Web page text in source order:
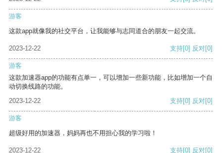
游客
这款app就像我的社交平台，让我能够与志同道合的朋友一起交流。
2023-12-22 支持[0] 反对[0]
游客
这款加速器app的功能有点单一，可以增加一些新功能，比如增加一个自
动切换线路的功能。
2023-12-22
支持[0] 反对[0]
游客
超级好用的加速器，妈妈再也不用担心我的学习啦！
2023-12-22 支持[0] 反对[0]